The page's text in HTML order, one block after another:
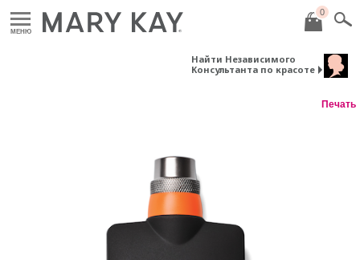
МЕНЮ
0
Найти Независимого
Консультанта по красоте
Печать